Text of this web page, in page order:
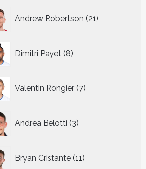
Andrew Robertson 21
producten
Dimitri Payet 8
producten
Valentin Rongier 7
producten
Andrea Belotti 3
producten
Bryan Cristante 11
producten